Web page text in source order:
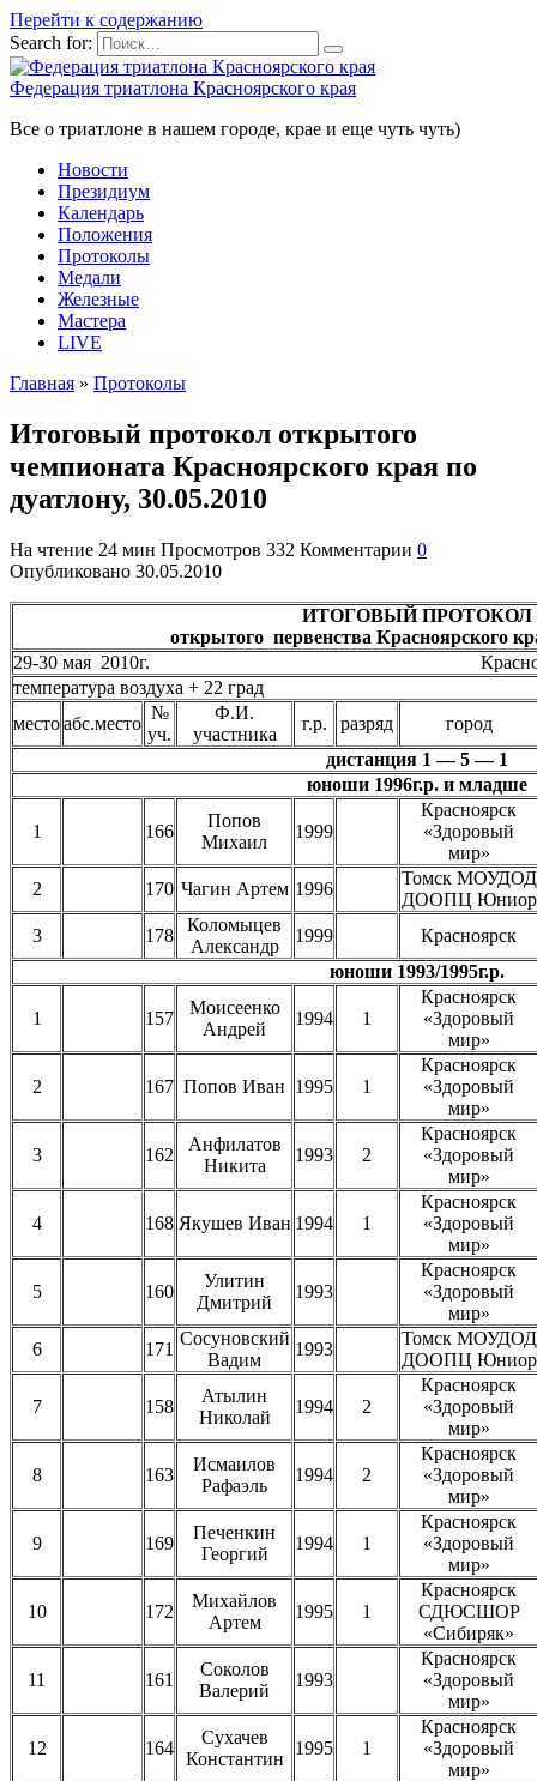
Перейти к содержанию
Search for:
Федерация триатлона Красноярского края
Все о триатлоне в нашем городе, крае и еще чуть чуть)
Новости
Президиум
Календарь
Положения
Протоколы
Медали
Железные
Мастера
LIVE
Главная » Протоколы
Итоговый протокол открытого
чемпионата Красноярского края по
дуатлону, 30.05.2010
На чтение 24 мин Просмотров 332 Комментарии 0
Опубликовано 30.05.2010
ИТОГОВЫЙ ПРОТОКОЛ
открытого первенства Красноярского
29-30 мая 2010г. Красноярск,
температура воздуха + 22 град
местоабс.место
№
уч.
Ф.И.
участника
г.р. разряд
город
дистанция 1 — 5 — 1
юноши 1996г.р. и младше
1 166
Попов
Михаил
1999
Красноярск
«Здоровый
мир»
2
170 Чагин Артем 1996
Томск МОУДОД
ДООПЦ Юниор
3
178
Коломыцев
Александр
1999
Красноярск
юноши 1993/1995г.р.
1 157
Моисеенко
Андрей
1994 1
Красноярск
«Здоровый
мир»
2 167 Попов Иван 1995 1
Красноярск
«Здоровый
мир»
3 162
Анфилатов
Никита
1993 2
Красноярск
«Здоровый
мир»
4 168 Якушев Иван 1994 1
Красноярск
«Здоровый
мир»
5 160
Улитин
Дмитрий
1993
Красноярск
«Здоровый
мир»
6
171
Сосуновский
Вадим
1993
Томск МОУДОД
ДООПЦ Юниор
7 158
Атылин
Николай
1994 2
Красноярск
«Здоровый
мир»
8 163
Исмаилов
Рафаэль
1994 2
Красноярск
«Здоровый
мир»
9 169
Печенкин
Георгий
1994 1
Красноярск
«Здоровый
мир»
10 172
Михайлов
Артем
1995 1
Красноярск
СДЮСШОР
«Сибиряк»
11 161
Соколов
Валерий
1993
Красноярск
«Здоровый
мир»
12 164
Сухачев
Константин
1995 1
Красноярск
«Здоровый
мир»